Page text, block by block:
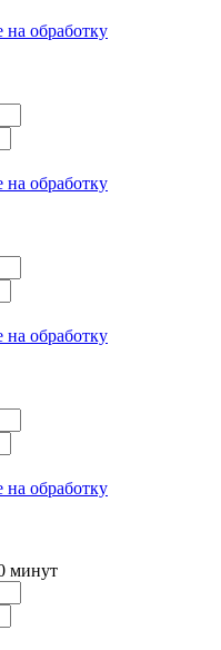
на обработку
на обработку
на обработку
на обработку
минут